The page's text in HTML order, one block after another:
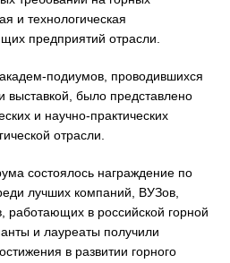
и технологическая
предприятий отрасли.
подиумов, проводившихся
было представлено
и научно-практических
отрасли.
состоялось награждение по
лучших компаний, ВУЗов,
работающих в российской горной
и лауреаты получили
в развитии горного